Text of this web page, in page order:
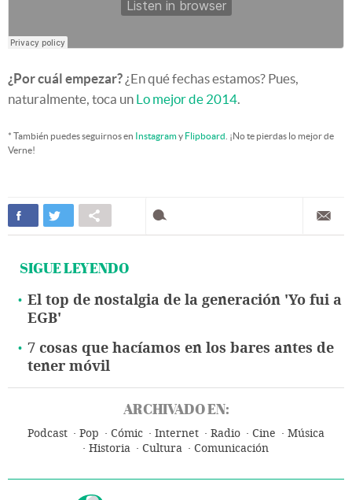
¿Por cuál empezar? ¿En qué fechas estamos? Pues,
naturalmente, toca un Lo mejor de 2014.
* También puedes seguirnos en Instagramy Flipboard . ¡No te pierdas lo mejor de
Verne!
SIGUE LEYENDO
El top de nostalgia de la generación 'Yo fui a
EGB'
7 cosas que hacíamos en los bares antes de
tener móvil
ARCHIVADO EN:
Podcast Pop Cómic Internet Radio Cine
Música
Historia
Cultura Comunicación